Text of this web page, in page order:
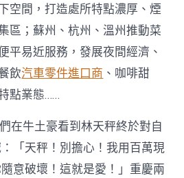
空間，打造處所特點濃厚、煙
區；蘇州、杭州、溫州推動菜
平易近服務，發展夜間經濟、
飲汽車零件進口商 、咖啡甜
特點業態……
牛土豪看到林天秤終於對自
「天秤！別擔心！我用百萬現
意破壞！這就是愛！」重慶兩